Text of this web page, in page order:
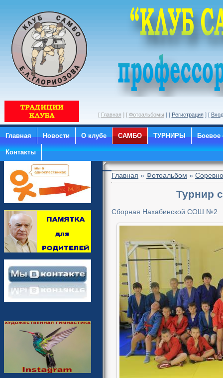
[ Главная ] [ Фотоальбомы ] [ Регистрация] [ Вход
Главная Новости О клубе САМБО ТУРНИРЫ Боевое
Контакты
Главная » Фотоальбом »
Турнир
Сборная Нахабинской СОШ №2